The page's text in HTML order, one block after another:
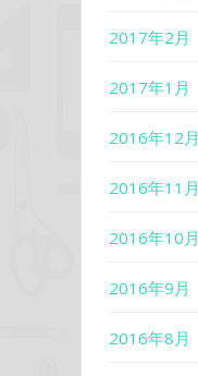
2017年2月
2017年1月
2016年12月
2016年11月
2016年10月
2016年9月
2016年8月